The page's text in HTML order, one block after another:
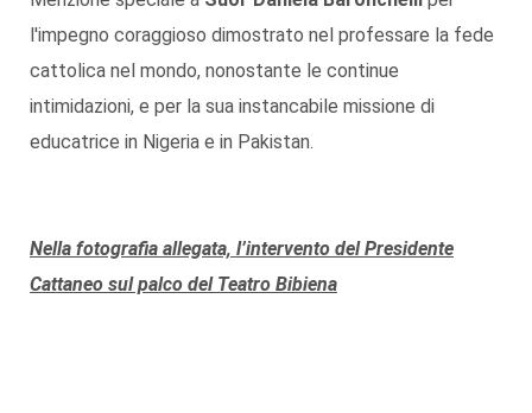
l'impegno coraggioso dimostrato nel professare la fede
cattolica nel mondo, nonostante le continue
intimidazioni, e per la sua instancabile missione di
educatrice in Nigeria e in Pakistan.
Nella fotografia allegata, l’intervento del Presidente
Cattaneo sul palco del Teatro Bibiena